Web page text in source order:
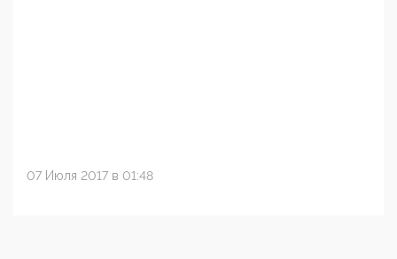
07 Июля 2017 в 01:48